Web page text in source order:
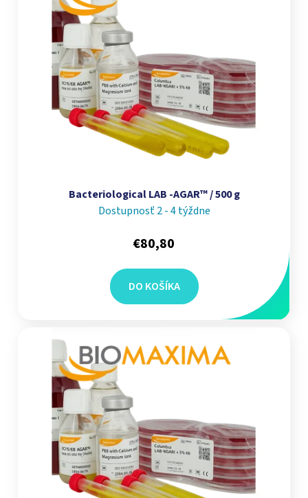
Bacteriological LAB -AGAR™ / 500 g
Dostupnosť 2 - 4 týždne
€80,80
DO KOŠÍKA